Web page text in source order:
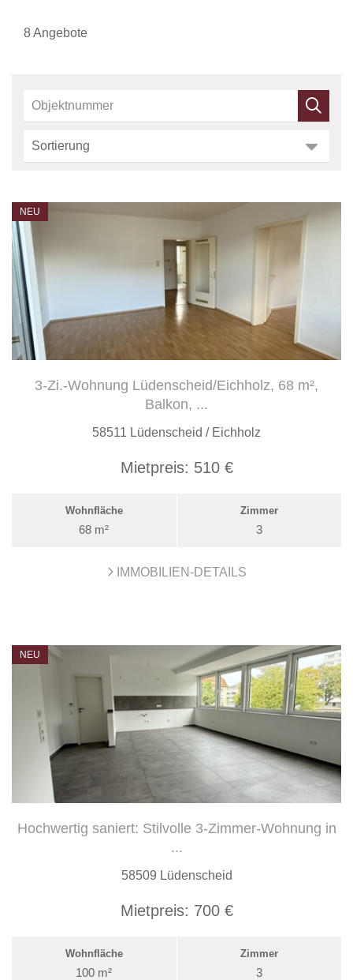
8 Angebote
NEU
3-Zi.-Wohnung Lüdenscheid/Eichholz, 68 m²,
Balkon, ...
58511 Lüdenscheid / Eichholz
Mietpreis: 510 €
Wohnfläche
68 m²
Zimmer
3
IMMOBILIEN-DETAILS
NEU
Hochwertig saniert: Stilvolle 3-Zimmer-Wohnung in
...
58509 Lüdenscheid
Mietpreis: 700 €
Wohnfläche
100 m²
Zimmer
3